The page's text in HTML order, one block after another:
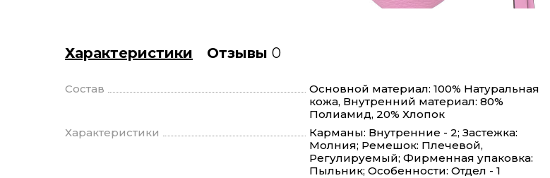
Характеристики Отзывы 0
Состав
Основной материал: 100% Натуральная
кожа, Внутренний материал: 80%
Полиамид, 20% Хлопок
Характеристики
Карманы: Внутренние - 2; Застежка:
Молния; Ремешок: Плечевой,
Регулируемый; Фирменная упаковка:
Пыльник; Особенности: Отдел - 1